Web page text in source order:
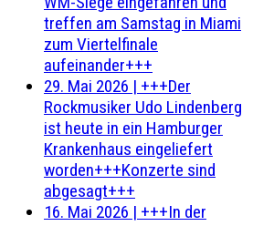
treffen am Samstag in Miami
zum Viertelfinale
aufeinander+++
29. Mai 2026 | +++Der
Rockmusiker Udo Lindenberg
ist heute in ein Hamburger
Krankenhaus eingeliefert
worden+++Konzerte sind
abgesagt+++
16. Mai 2026 | +++In der